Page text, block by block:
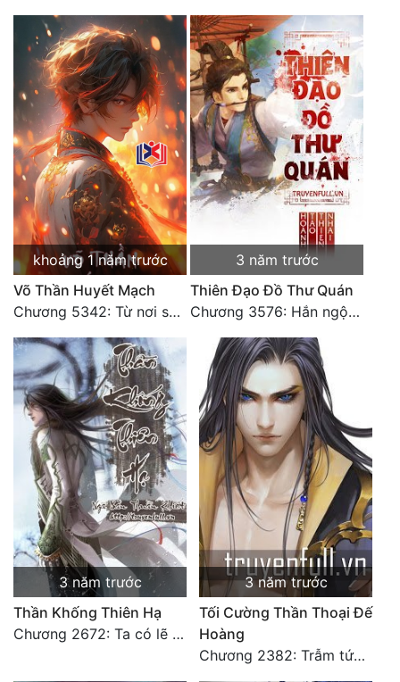
khoảng 1 năm trước
Võ Thần Huyết Mạch
Chương 5342: Từ nơi sâu xa tự có thiên ý, mới Thiên Đạo
3 năm trước
Thiên Đạo Đồ Thư Quán
Chương 3576: Hắn ngộ đến (2)
3 năm trước
Thần Khống Thiên Hạ
Chương 2672: Ta có lẽ còn chưa xem như vô địch! (1)
3 năm trước
Tối Cường Thần Thoại Đế
Hoàng
Chương 2382: Trẫm tức hết thảy (*Đại Kết Cục) (2)